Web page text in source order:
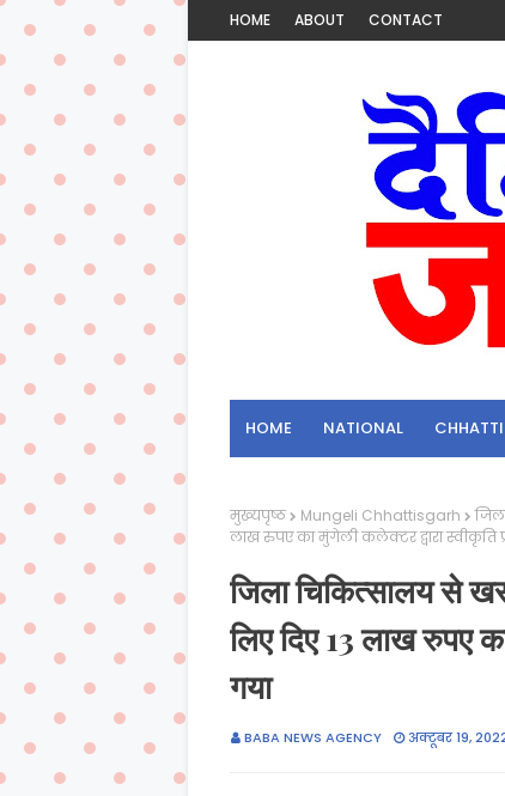
HOME ABOUT CONTACT
HOME NATIONAL
मुख्यपृष्ठ Mungeli Chhattisgarh
लाख रुपए का मुंगेली कलेक्टर द्वारा स्वीकृति
जिला चिकित्सालय से
लिए दिए 13 लाख रुपए
गया
BABA NEWS AGENCY अक्टूबर 19,